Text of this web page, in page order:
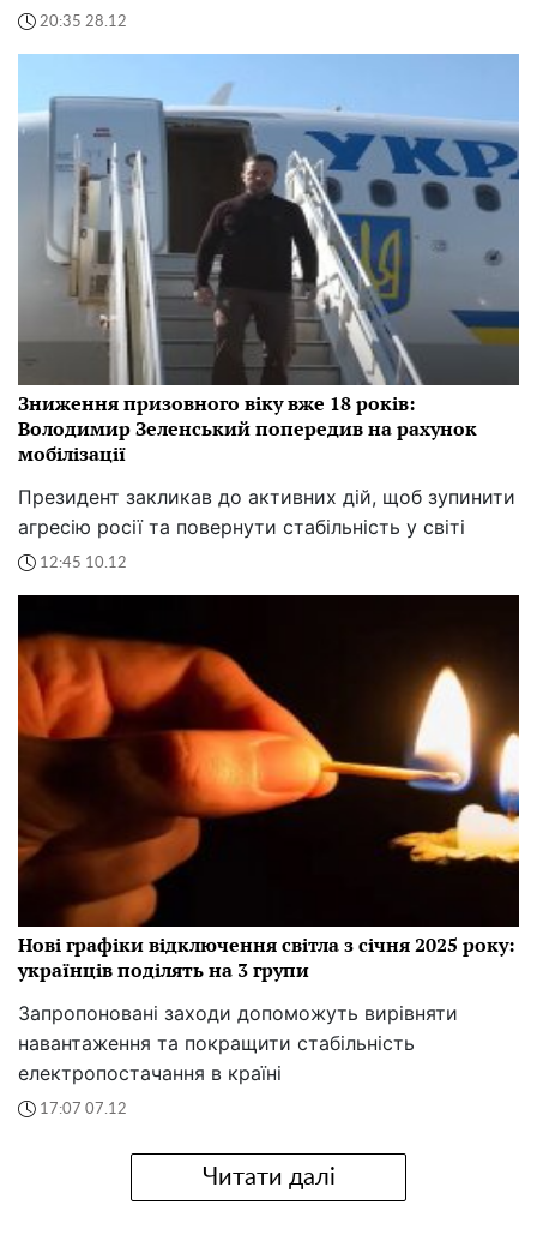
20:35 28.12
Зниження призовного віку вже 18 років:
Володимир Зеленський попередив на рахунок
мобілізації
Президент закликав до активних дій, щоб зупинити
агресію росії та повернути стабільність у світі
12:45 10.12
Нові графіки відключення світла з січня 2025 року:
українців поділять на 3 групи
Запропоновані заходи допоможуть вирівняти
навантаження та покращити стабільність
електропостачання в країні
17:07 07.12
Читати далі